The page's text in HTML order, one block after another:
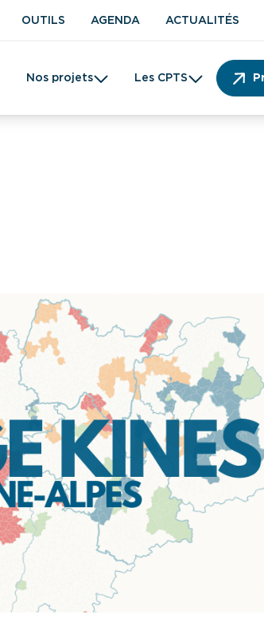
OUTILS AGENDA ACTUALITÉS
Nos projets Les CPTS